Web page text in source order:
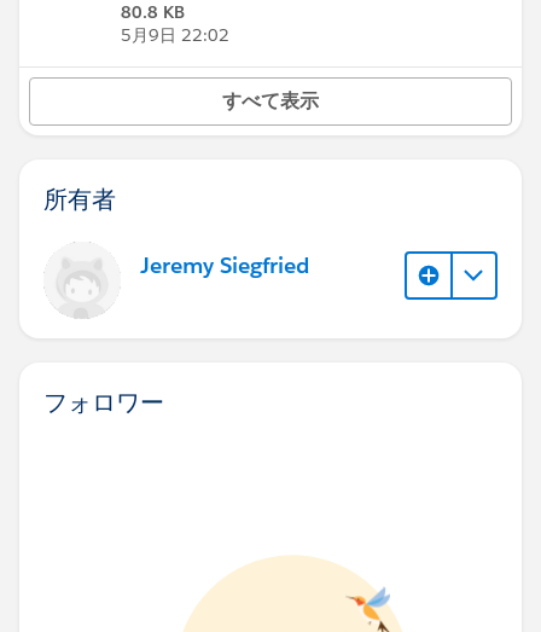
80.8 KB
5月9日 22:02
すべて表示
所有者
Jeremy Siegfried
フォロワー